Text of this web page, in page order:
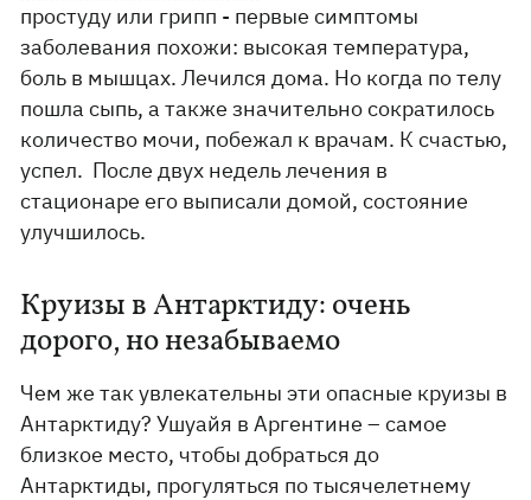
простуду или грипп - первые симптомы
заболевания похожи: высокая температура,
боль в мышцах. Лечился дома. Но когда по телу
пошла сыпь, а также значительно сократилось
количество мочи, побежал к врачам. К счастью,
успел. После двух недель лечения в
стационаре его выписали домой, состояние
улучшилось.
Круизы в Антарктиду: очень
дорого, но незабываемо
Чем же так увлекательны эти опасные круизы в
Антарктиду? Ушуайя в Аргентине – самое
близкое место, чтобы добраться до
Антарктиды, прогуляться по тысячелетнему